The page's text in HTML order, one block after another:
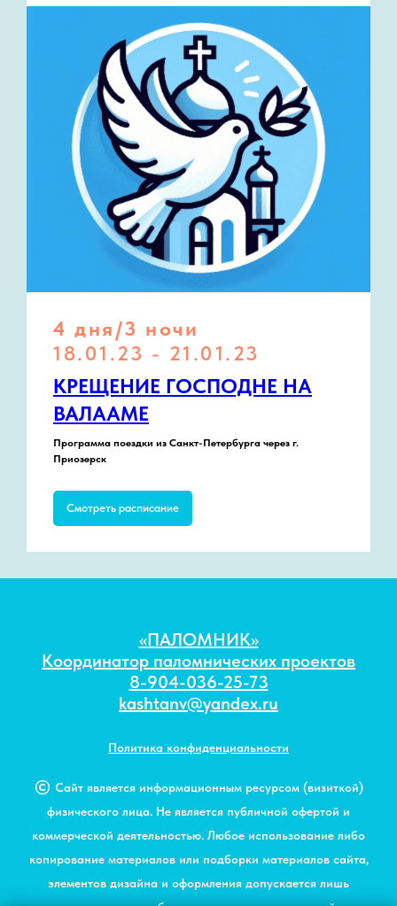
4 дня/3 ночи
18.01.23 - 21.01.23
КРЕЩЕНИЕ ГОСПОДНЕ НА
ВАЛААМЕ
Программа поездки из Санкт-Петербурга через г.
Приозерск
Смотреть расписание
«ПАЛОМНИК»
Координатор паломнических проектов
8-904-036-25-73
kashtanv@yandex.ru
Политика конфиденциальности
© Сайт является информационным ресурсом (визиткой)
физического лица. Не является публичной офертой и
коммерческой деятельностью. Любое использование либо
копирование материалов или подборки материалов сайта,
элементов дизайна и оформления допускается лишь